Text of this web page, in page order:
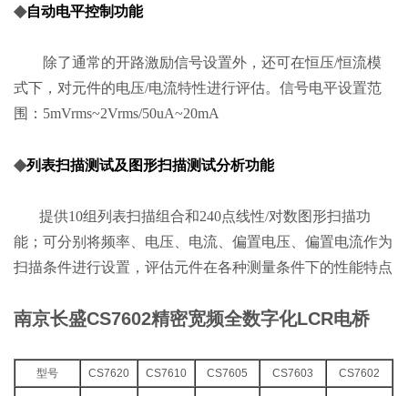
◆自动电平控制功能
除了通常的开路激励信号设置外，还可在恒压/恒流模
式下，对元件的电压/电流特性进行评估。信号电平设置范
围：5mVrms~2Vrms/50uA~20mA
◆列表扫描测试及图形扫描测试分析功能
提供10组列表扫描组合和240点线性/对数图形扫描功
能；可分别将频率、电压、电流、偏置电压、偏置电流作为
扫描条件进行设置，评估元件在各种测量条件下的性能特点
南京长盛CS7602精密宽频全数字化LCR电桥
型号 CS7620 CS7610 CS7605 CS7603 CS7602